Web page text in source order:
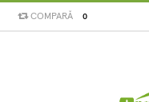
COMPARĂ 0